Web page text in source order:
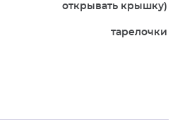
открывать крышку)
тарелочки